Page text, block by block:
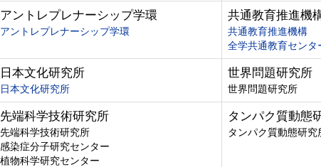
アントレプレナーシップ学環
アントレプレナーシップ学環
共通教育推進機
共通教育推進機構
全学共通教育センタ
日本文化研究所
日本文化研究所
世界問題研究所
世界問題研究所
先端科学技術研究所
先端科学技術研究所
感染症分子研究センター
植物科学研究センター
タンパク質動態
タンパク質動態研究